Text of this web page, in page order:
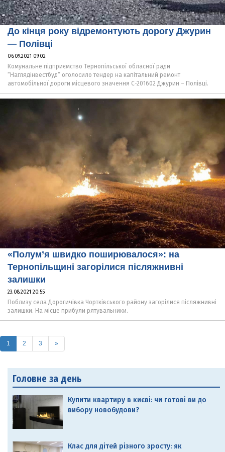
До кінця року відремонтують дорогу Джурин
— Полівці
06.09.2021 09:02
Комунальне підприємство Тернопільської обласної ради
“Наглядінвестбуд” оголосило тендер на капітальний ремонт
автомобільної дороги місцевого значення С-201602 Джурин – Полівці.
«Полум’я швидко поширювалося»: на
Тернопільщині загорілися післяжнивні
залишки
23.08.2021 20:55
Поблизу села Дорогичівка Чортківського району загорілися післяжнивні
залишки. На місце прибули рятувальники.
1 (current)
2 3 »
Головне за день
Купити квартиру в києві: чи готові ви до
вибору новобудови?
Клас для дітей різного зросту: як